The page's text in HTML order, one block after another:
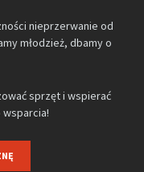
nieprzerwanie od
młodzież, dbamy o
sprzęt i wspierać